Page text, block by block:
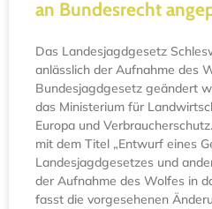
an Bundesrecht
Das Landesjagdgesetz
anlässlich der Aufnahme des
Bundesjagdgesetz geändert
das Ministerium für
Europa und
mit dem Titel „Entwurf eines
Landesjagdgesetzes und
der Aufnahme des Wolfes in
fasst die vorgesehenen